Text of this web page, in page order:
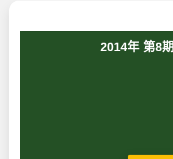
2014年 第8期